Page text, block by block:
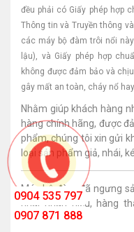
đều phải có Giấy phép hợp
Thông tin và Truyền thông
các máy bộ đàm trôi nổi
lậu), và Giấy phép hợp
không được đảm bảo và
gây mất an toàn, cháy nổ
Nhằm giúp khách hàng
hàng chính hãng, được
phẩm, chúng tôi xin gửi
loại sản phẩm giả, nhái,
Máy bộ đàm đã ngưng
nhái nhãn hiệu, hàng
trường.
0904 535 797
0907 871 888